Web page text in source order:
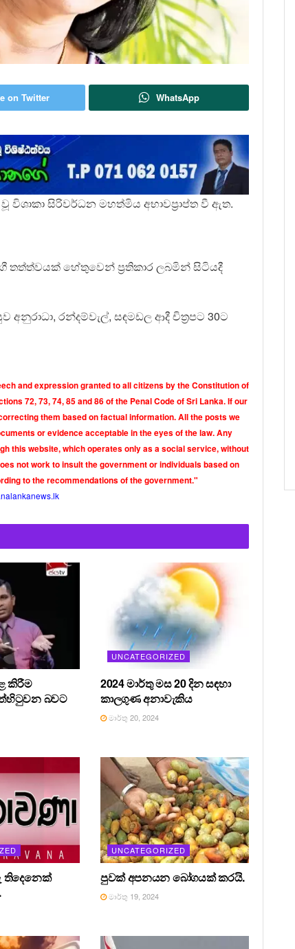
on Twitter WhatsApp
විශාකා සිරිවර්ධන මහත්මිය අභාවප්‍රාප්ත වී ඇත.
තත්ත්වයක් හේතුවෙන් ප්‍රතිකාර ලබමින් සිටියදී
රන්දම්වැල්, සඳමඩල ආදී චිත්‍රපට 30ට
and expression granted to all citizens by the Constitution of
72, 73, 74, 85 and 86 of the Penal Code of Sri Lanka. If our
them based on factual information. All the posts we
or evidence acceptable in the eyes of the law. Any
this website, which operates only as a social service, without
not work to insult the government or individuals based on
to the recommendations of the government."
කිරීම
බවට
UNCATEGORIZED
2024 මාර්තු මස 20 දින සඳහා
කාලගුණ අනාවැකිය
මාර්තු 20, 2024
තිදෙනෙක්
UNCATEGORIZED
පුවක් අපනයන බෝගයක් කරයි.
මාර්තු 19, 2024